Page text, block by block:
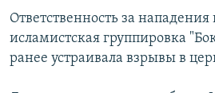
ПОДПИШИТЕСЬ НА РАССЫЛКУ
СОЦИАЛЬНЫЕ СЕТИ
Ответственность за нападения
исламистская группировка
ранее устраивала взрывы в